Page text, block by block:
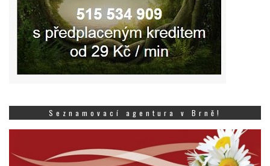
Seznamovací agentura v Brně!